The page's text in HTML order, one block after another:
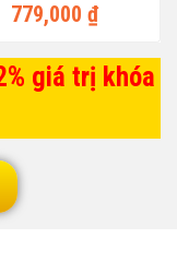
779,000 ₫
giá trị khóa